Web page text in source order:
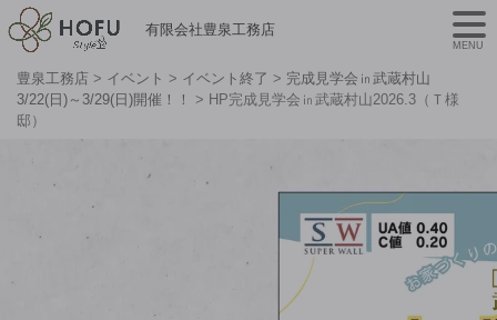
有限会社豊泉工務店
豊泉工務店 > イベント > イベント終了 > 完成見学会㏌武蔵村山
3/22(日)～3/29(日)開催！！
> HP完成見学会㏌武蔵村山2026.3（Ｔ様
邸）
MENU